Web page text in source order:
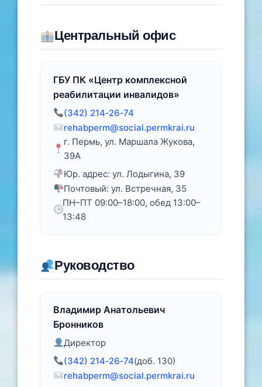
Центральный офис
ГБУ ПК «Центр комплексной
реабилитации инвалидов»
(342) 214‑26‑74
rehabperm@social.permkrai.ru
г. Пермь, ул. Маршала Жукова,
39А
Юр. адрес: ул. Лодыгина, 39
Почтовый: ул. Встречная, 35
ПН–ПТ 09:00–18:00, обед 13:00–
13:48
Руководство
Владимир Анатольевич
Бронников
Директор
(342) 214‑26‑74(доб. 130)
rehabperm@social.permkrai.ru